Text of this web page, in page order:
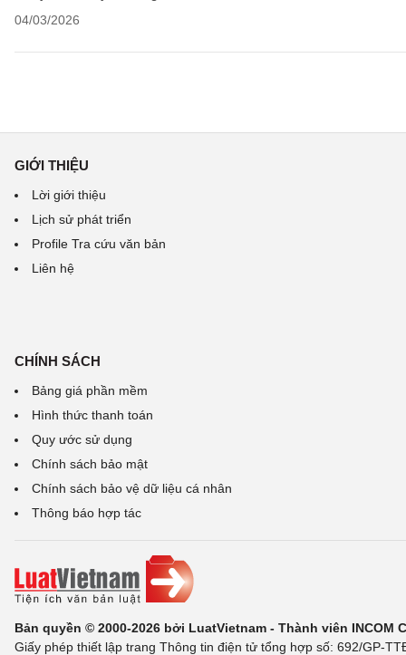
04/03/2026
GIỚI THIỆU
Lời giới thiệu
Lịch sử phát triển
Profile Tra cứu văn bản
Liên hệ
CHÍNH SÁCH
Bảng giá phần mềm
Hình thức thanh toán
Quy ước sử dụng
Chính sách bảo mật
Chính sách bảo vệ dữ liệu cá nhân
Thông báo hợp tác
Bản quyền © 2000-2026 bởi LuatVietnam - Thành viên INCOM
Giấy phép thiết lập trang Thông tin điện tử tổng hợp số: 692/GP-